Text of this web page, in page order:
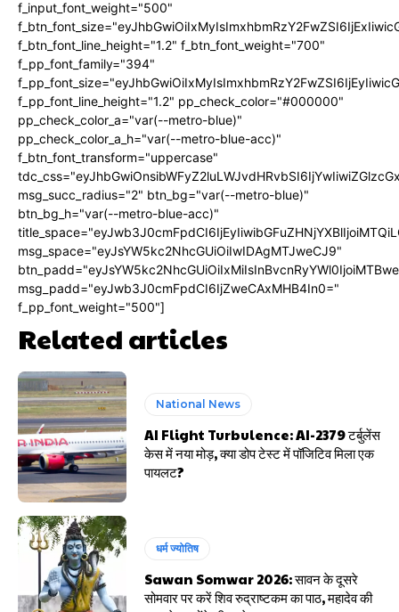
f_input_font_weight="500"
f_btn_font_line_height="1.2" f_btn_font_weight="700"
f_pp_font_family="394"
f_pp_font_line_height="1.2" pp_check_color="#000000"
pp_check_color_a="var(--metro-blue)"
pp_check_color_a_h="var(--metro-blue-acc)"
f_btn_font_transform="uppercase"
msg_succ_radius="2" btn_bg="var(--metro-blue)"
btn_bg_h="var(--metro-blue-acc)"
msg_space="eyJsYW5kc2NhcGUiOiIwIDAgMTJweCJ9"
msg_padd="eyJwb3J0cmFpdCI6IjZweCAxMHB4In0="
f_pp_font_weight="500"]
Related articles
National News
AI Flight Turbulence: AI-2379 टर्बुलेंस
केस में नया मोड़, क्या डोप टेस्ट में पॉजिटिव मिला एक
पायलट?
धर्म ज्योतिष
Sawan Somwar 2026: सावन के दूसरे
सोमवार पर करें शिव रुद्राष्टकम का पाठ, महादेव की